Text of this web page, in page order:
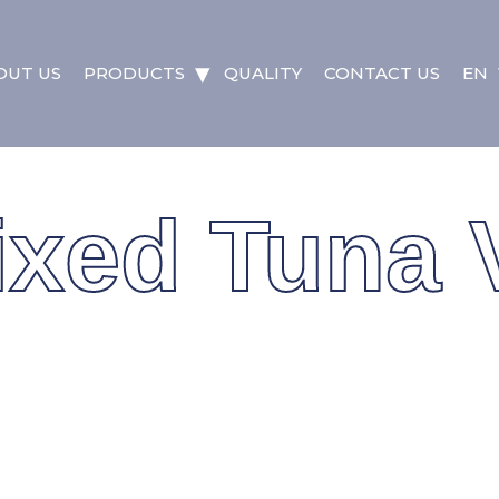
US PRODUCTS QUALITY CONTACT US EN
Tuna